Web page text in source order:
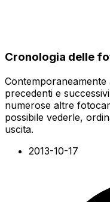
Cronologia delle
precedenti e
numerose altre
possibile vederle,
uscita.
2013-10-17